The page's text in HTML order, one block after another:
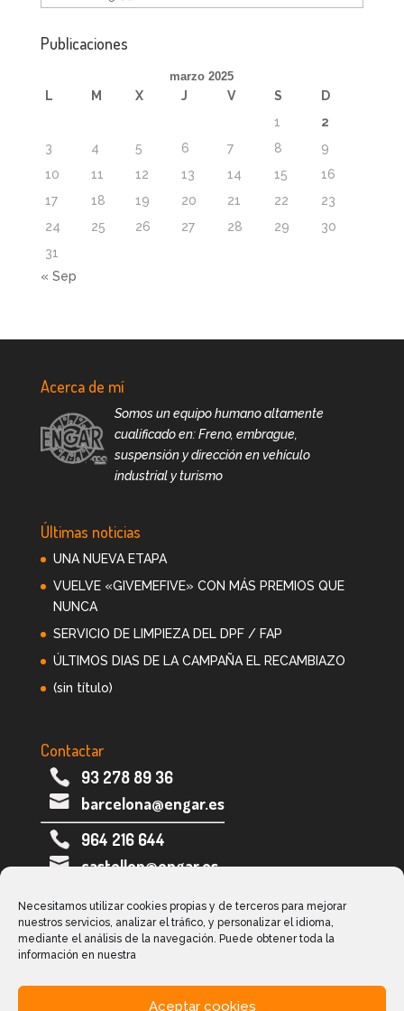
Necesitamos utilizar cookies propias y de terceros para mejorar
nuestros servicios, analizar el tráfico, y personalizar el idioma,
mediante el análisis de la navegación. Puede obtener toda la
información en nuestra
Aceptar cookies
Publicaciones
marzo 2025
L M X J V S
D
1
2
3
4 5 6 7 8
9
10
11 12 13 14 15
16
17
18 19 20 21 22
23
24
25 26 27 28 29
30
31
« Sep
Acerca de mí
Somos un equipo humano altamente
cualificado en: Freno, embrague,
suspensión y dirección en vehículo
industrial y turismo
Últimas noticias
UNA NUEVA ETAPA
VUELVE «GIVEMEFIVE» CON MÁS PREMIOS QUE
NUNCA
SERVICIO DE LIMPIEZA DEL DPF / FAP
ÚLTIMOS DIAS DE LA CAMPAÑA EL RECAMBIAZO
(sin título)
Contactar
93 278 89 36
barcelona@engar.es
964 216 644
castellon@engar.es
973 282 005
lleida@engar.es